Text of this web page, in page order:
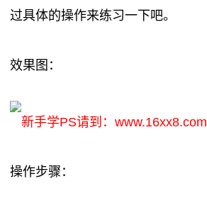
过具体的操作来练习一下吧。
效果图：
新手学PS请到：www.16xx8.com
操作步骤：